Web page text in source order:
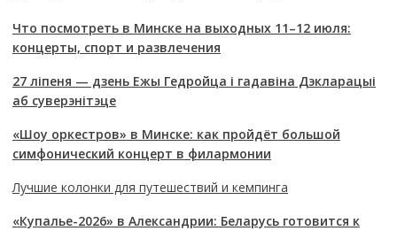
Что посмотреть в Минске на выходных 11–12 июля:
концерты, спорт и развлечения
27 ліпеня — дзень Ежы Гедройца і гадавіна Дэкларацыі
аб суверэнітэце
«Шоу оркестров» в Минске: как пройдёт большой
симфонический концерт в филармонии
Лучшие колонки для путешествий и кемпинга
«Купалье-2026» в Александрии: Беларусь готовится к